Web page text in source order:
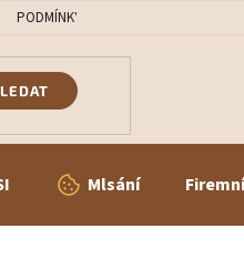
PODMÍNKY OCHRANY OSOBNÍCH
Mlsání